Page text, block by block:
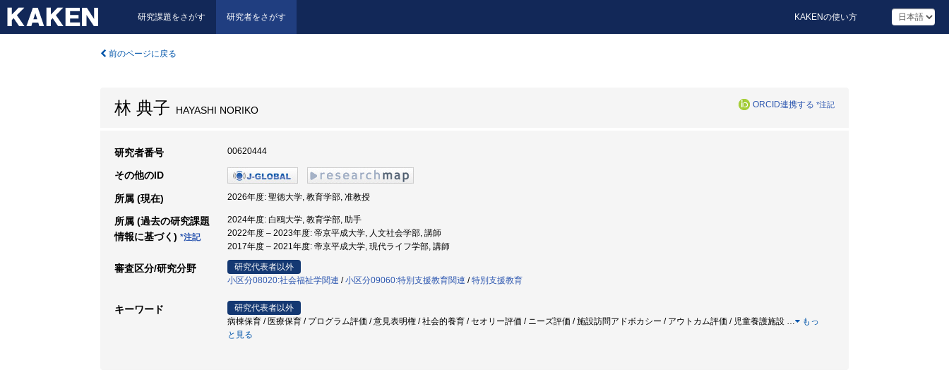
研究課題をさがす 研究者をさがす KAKENの使い方
前のページに戻る
林 典子 HAYASHI NORIKO ORCID連携する *注記
研究者番号 00620444
その他のID
所属 (現在) 2026年度: 聖徳大学, 教育学部, 准教授
所属 (過去の研究課題
情報に基づく) *注記
2024年度: 白鴎大学, 教育学部, 助手
2022年度 – 2023年度: 帝京平成大学, 人文社会学部, 講師
2017年度 – 2021年度: 帝京平成大学, 現代ライフ学部, 講師
審査区分/研究分野
研究代表者以外
小区分08020:社会福祉学関連 /小区分09060:特別支援教育関連 /特別支援教育
キーワード
研究代表者以外
病棟保育 / 医療保育 / プログラム評価 / 意見表明権 / 社会的養育 / セオリー評価 / ニーズ評価 / 施設訪問アドボカシー / アウトカム評価 / 児童養護施設 …
もっ
と見る